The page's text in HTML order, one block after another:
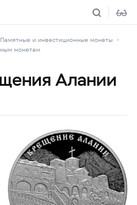
Памятные и инвестиционные монеты
монетам
Алании